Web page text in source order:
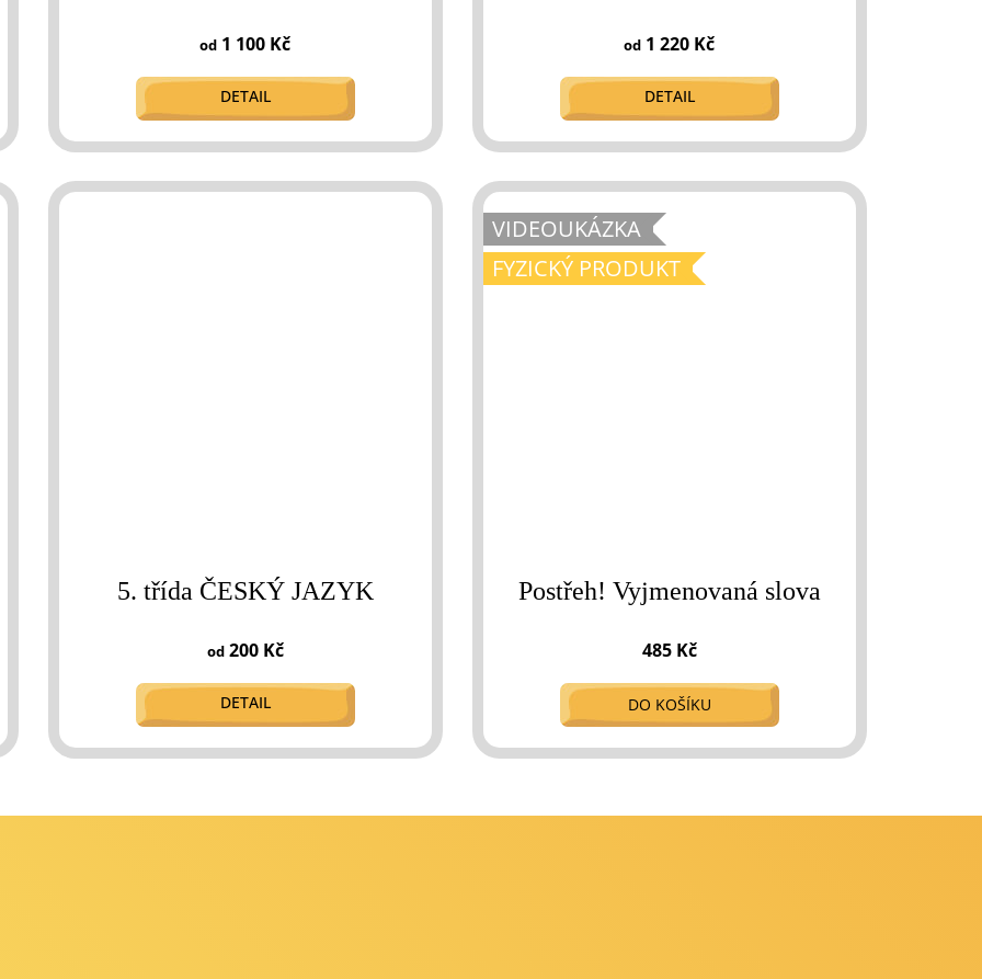
od 1 100 Kč
DETAIL
od 1 220 Kč
DETAIL
5. třída ČESKÝ JAZYK
od200 Kč
DETAIL
VIDEOUKÁZKA
FYZICKÝ PRODUKT
Postřeh! Vyjmenovaná slova
485 Kč
DO KOŠÍKU